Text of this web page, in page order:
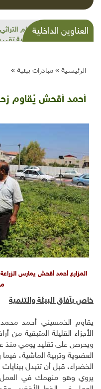
العناوين الداخليةالطعام
وصيدلية تقي
الرئيسية » مبادرات بيئية »
أحمد أقحش يُقاوم
المزارع أحمد أقحش يمارس
خاص بآفاق البيئة والتنمية
يقاوم الخمسيني أحمد
الأجزاء القليلة المتبقية
العضوية وتربية الماشية،
الخضراء، قبل أن تتبدل
يروي وهو منهمك في